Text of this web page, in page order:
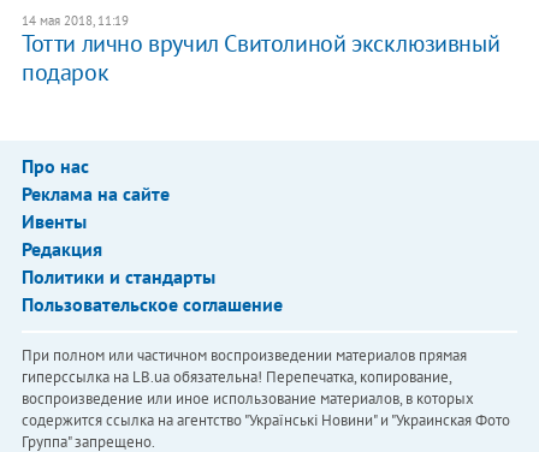
14 мая 2018, 11:19
Тотти лично вручил Свитолиной эксклюзивный
подарок
Про нас
Реклама на сайте
Ивенты
Редакция
Политики и стандарты
Пользовательское соглашение
При полном или частичном воспроизведении материалов прямая
гиперссылка на LB.ua обязательна! Перепечатка, копирование,
воспроизведение или иное использование материалов, в которых
содержится ссылка на агентство "Українськi Новини" и "Украинская Фото
Группа" запрещено.